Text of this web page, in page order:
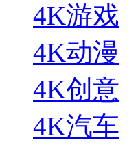
4K游戏
4K动漫
4K创意
4K汽车